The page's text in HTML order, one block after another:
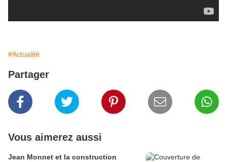
#Actualité
Partager
Vous aimerez aussi
Jean Monnet et la construction